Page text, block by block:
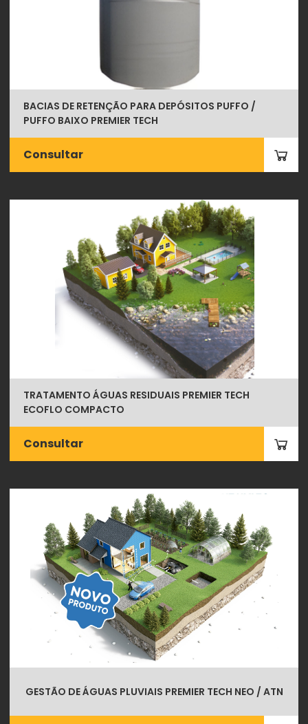
BACIAS DE RETENÇÃO PARA DEPÓSITOS PUFFO /
PUFFO BAIXO PREMIER TECH
Consultar
TRATAMENTO ÁGUAS RESIDUAIS PREMIER TECH
ECOFLO COMPACTO
Consultar
GESTÃO DE ÁGUAS PLUVIAIS PREMIER TECH NEO / ATN